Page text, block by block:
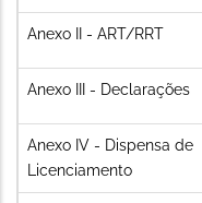
Anexo II - ART/RRT
Anexo III - Declarações
Anexo IV - Dispensa de
Licenciamento